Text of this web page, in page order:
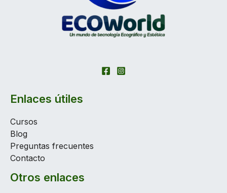
Enlaces útiles
Cursos
Blog
Preguntas frecuentes
Contacto
Otros enlaces